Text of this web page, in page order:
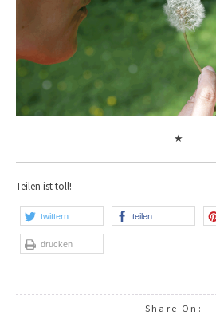
★
Teilen ist toll!
twittern teilen
drucken
Share On: